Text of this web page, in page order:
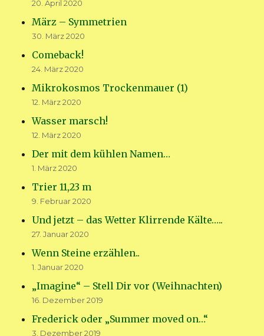
20. April 2020
März – Symmetrien
30. März 2020
Comeback!
24. März 2020
Mikrokosmos Trockenmauer (1)
12. März 2020
Wasser marsch!
12. März 2020
Der mit dem kühlen Namen…
1. März 2020
Trier 11,23 m
9. Februar 2020
Und jetzt – das Wetter Klirrende Kälte…..
27. Januar 2020
Wenn Steine erzählen..
1. Januar 2020
„Imagine“ – Stell Dir vor (Weihnachten)
16. Dezember 2019
Frederick oder „Summer moved on…“
3. Dezember 2019